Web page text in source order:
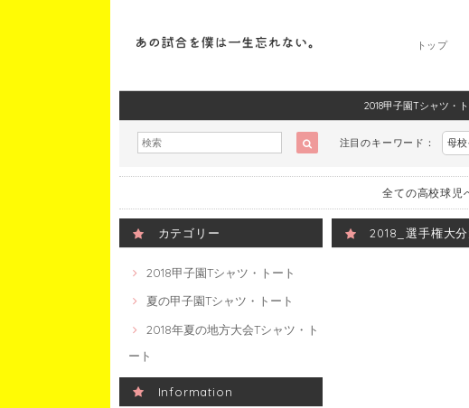
トップ
2018甲子園Tシャツ・
注目のキーワード： 母
全ての高校球児
カテゴリー
2018甲子園Tシャツ・トート
夏の甲子園Tシャツ・トート
2018年夏の地方大会Tシャツ・ト
ート
Information
2018_選手権大